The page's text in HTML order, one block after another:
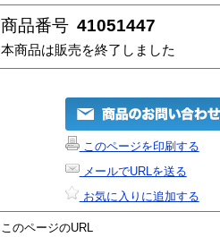
商品番号 41051447
本商品は販売を終了しました
このページを印刷する
メールでURLを送る
お気に入りに追加する
このページのURL